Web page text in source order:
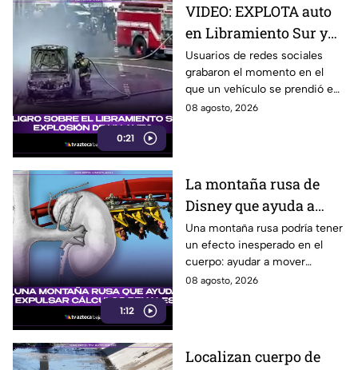
0:21
VIDEO: EXPLOTA auto
en Libramiento Sur y
ocasiona fuerte tráfico
en Tijuana este sábado;
cerca de 5 y 10
Usuarios de redes sociales
grabaron el momento en el
que un vehículo se prendió en
llamas sobre el Libramiento, lo
08 agosto, 2026
1:12
La montaña rusa de
Disney que ayuda a
expulsar cálculos
renales, según estudio
Una montaña rusa podría tener
un efecto inesperado en el
cuerpo: ayudar a mover
pequeños cálculos renales
08 agosto, 2026
Localizan cuerpo de